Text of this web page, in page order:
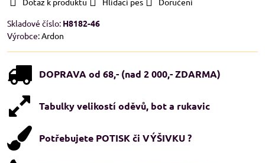
Skladové číslo: H8182-46
Výrobce:Ardon
DOPRAVA od 68,- (nad 2 000,- ZDARMA)
Tabulky velikostí oděvů, bot a rukavic
Potřebujete POTISK či VÝŠIVKU ?